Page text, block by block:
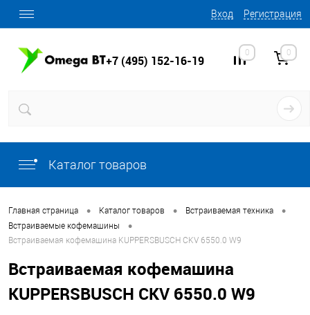
Вход Регистрация
+7 (495) 152-16-19
0 0
Каталог товаров
Главная страница • Каталог товаров • Встраиваемая техника •
Встраиваемые кофемашины •
Встраиваемая кофемашина KUPPERSBUSCH CKV 6550.0 W9
Встраиваемая кофемашина
KUPPERSBUSCH CKV 6550.0 W9